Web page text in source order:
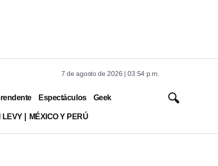
7 de agosto de 2026 | 03:54 p.m.
Espectáculos Geek
LEVY MÉXICO Y PERÚ